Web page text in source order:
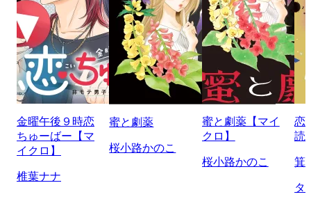
金曜午後９時恋
ちゅーばー【マ
イクロ】
椎葉ナナ
蜜と劇薬
桜小路かのこ
蜜と劇薬【マイ
クロ】
桜小路かのこ
恋
読
箕
タ